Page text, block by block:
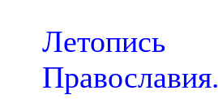
Летопись
Православия.